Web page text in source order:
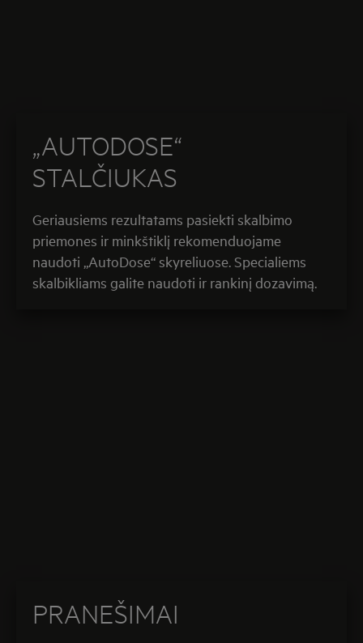
„AUTODOSE“
STALČIUKAS
Geriausiems rezultatams pasiekti skalbimo
priemones ir minkštiklį rekomenduojame
naudoti „AutoDose“ skyreliuose. Specialiems
skalbikliams galite naudoti ir rankinį dozavimą.
PRANEŠIMAI